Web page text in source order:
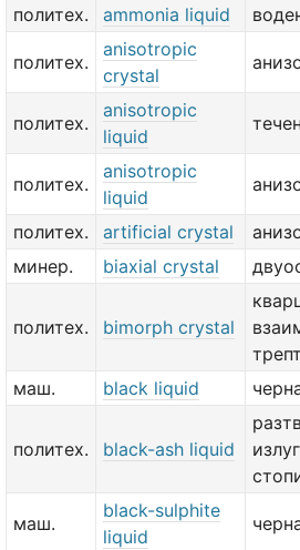
политех.
ammonia liquid
политех.
anisotropic
crystal
политех.
anisotropic
liquid
политех.
anisotropic
liquid
политех. artificial crystal
минер.
biaxial crystal
политех. bimorph crystal
маш.
black liquid
политех. black-ash liquid
маш.
black-sulphite
liquid